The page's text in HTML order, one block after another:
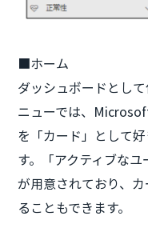
■ホーム
ダッシュボードとし
ニューでは、
を「カード」として
す。「アクティブな
が用意されており、
ることもできます。